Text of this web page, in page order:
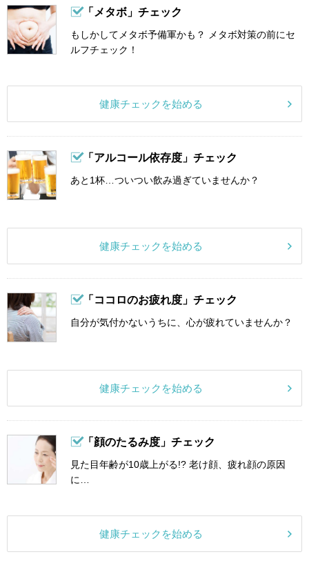
「メタボ」チェック
もしかしてメタボ予備軍かも？ メタボ対策の前にセ
ルフチェック！
健康チェックを始める
「アルコール依存度」チェック
あと1杯…ついつい飲み過ぎていませんか？
健康チェックを始める
「ココロのお疲れ度」チェック
自分が気付かないうちに、心が疲れていませんか？
健康チェックを始める
「顔のたるみ度」チェック
見た目年齢が10歳上がる!? 老け顔、疲れ顔の原因
に…
健康チェックを始める